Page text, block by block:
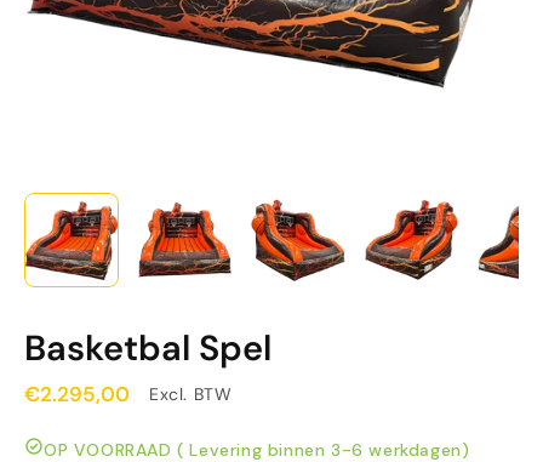
Basketbal Spel
€2.295,00 Excl. BTW
OP VOORRAAD ( Levering binnen 3-6 werkdagen)